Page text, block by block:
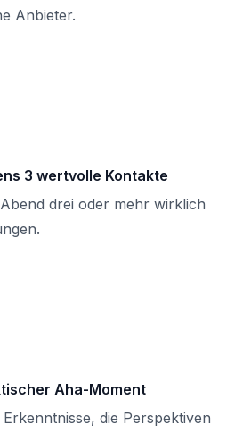
Anbieter.
3 wertvolle Kontakte
drei oder mehr wirklich
Aha-Moment
die Perspektiven